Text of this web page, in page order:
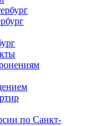
по Санкт-